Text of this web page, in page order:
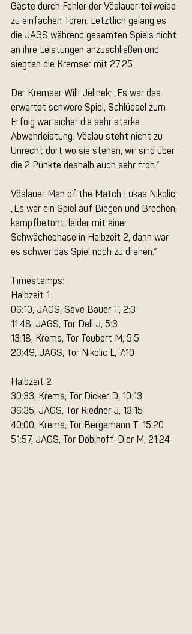
Gäste durch Fehler der Vöslauer teilweise
zu einfachen Toren. Letztlich gelang es
die JAGS während gesamten Spiels nicht
an ihre Leistungen anzuschließen und
siegten die Kremser mit 27:25.
Der Kremser Willi Jelinek: „Es war das
erwartet schwere Spiel, Schlüssel zum
Erfolg war sicher die sehr starke
Abwehrleistung. Vöslau steht nicht zu
Unrecht dort wo sie stehen, wir sind über
die 2 Punkte deshalb auch sehr froh.“
Vöslauer Man of the Match Lukas Nikolic:
„Es war ein Spiel auf Biegen und Brechen,
kampfbetont, leider mit einer
Schwächephase in Halbzeit 2, dann war
es schwer das Spiel noch zu drehen.“
Timestamps:
Halbzeit 1
06:10, JAGS, Save Bauer T, 2:3
11:48, JAGS, Tor Dell J, 5:3
13:18, Krems, Tor Teubert M, 5:5
23:49, JAGS, Tor Nikolic L, 7:10
Halbzeit 2
30:33, Krems, Tor Dicker D, 10:13
36:35, JAGS, Tor Riedner J, 13:15
40:00, Krems, Tor Bergemann T, 15:20
51:57, JAGS, Tor Doblhoff-Dier M, 21:24